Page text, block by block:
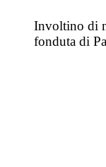
Involtino di
fonduta di